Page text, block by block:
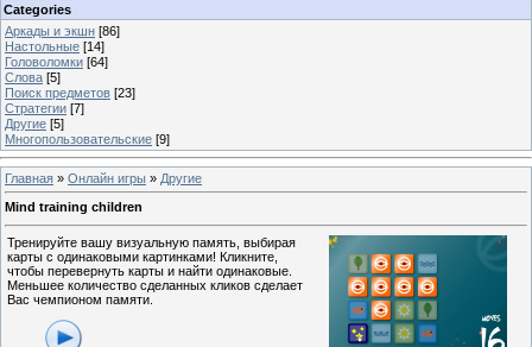
Categories
Аркады и экшн [86]
Настольные [14]
Головоломки [64]
Слова [5]
Поиск предметов [23]
Стратегии [7]
Другие [5]
Многопользовательские [9]
Главная » Онлайн игры » Другие
Mind training children
Тренируйте вашу визуальную память, выбирая
карты с одинаковыми картинками! Кликните,
чтобы перевернуть карты и найти одинаковые.
Меньшее количество сделанных кликов сделает
Вас чемпионом памяти.